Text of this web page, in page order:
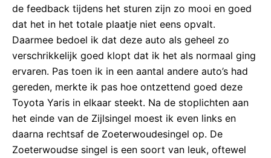
de feedback tijdens het sturen zijn zo mooi en goed
dat het in het totale plaatje niet eens opvalt.
Daarmee bedoel ik dat deze auto als geheel zo
verschrikkelijk goed klopt dat ik het als normaal ging
ervaren. Pas toen ik in een aantal andere auto’s had
gereden, merkte ik pas hoe ontzettend goed deze
Toyota Yaris in elkaar steekt. Na de stoplichten aan
het einde van de Zijlsingel moest ik even links en
daarna rechtsaf de Zoeterwoudesingel op. De
Zoeterwoudse singel is een soort van leuk, oftewel